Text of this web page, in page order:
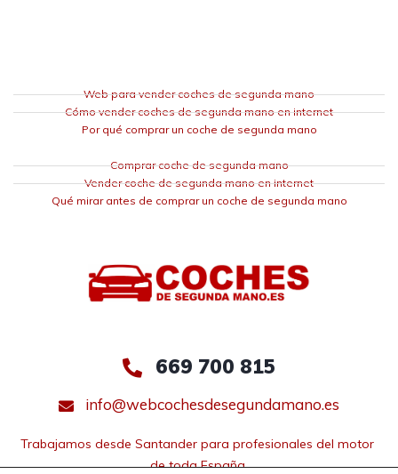
Web para vender coches de segunda mano
Cómo vender coches de segunda mano en internet
Por qué comprar un coche de segunda mano
Comprar coche de segunda mano
Vender coche de segunda mano en internet
Qué mirar antes de comprar un coche de segunda mano
669 700 815
info@webcochesdesegundamano.es
Trabajamos desde Santander para profesionales del motor
de toda España.